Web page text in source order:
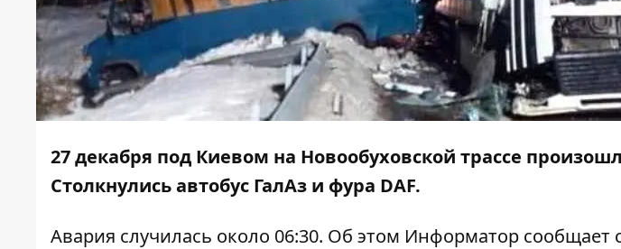
27 декабря под Киевом на Новообуховской трассе
Столкнулись автобус ГалАз и фура DAF.
Авария случилась около 06:30. Об этом Информатор сообщает